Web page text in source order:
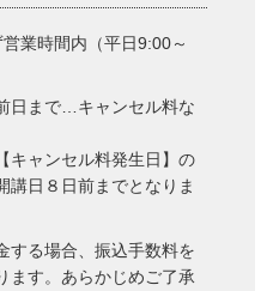
業時間内（平日9:00～
日まで…キャンセル料な
キャンセル料発生日】の
講日８日前までとなりま
する場合、振込手数料を
ます。あらかじめご了承